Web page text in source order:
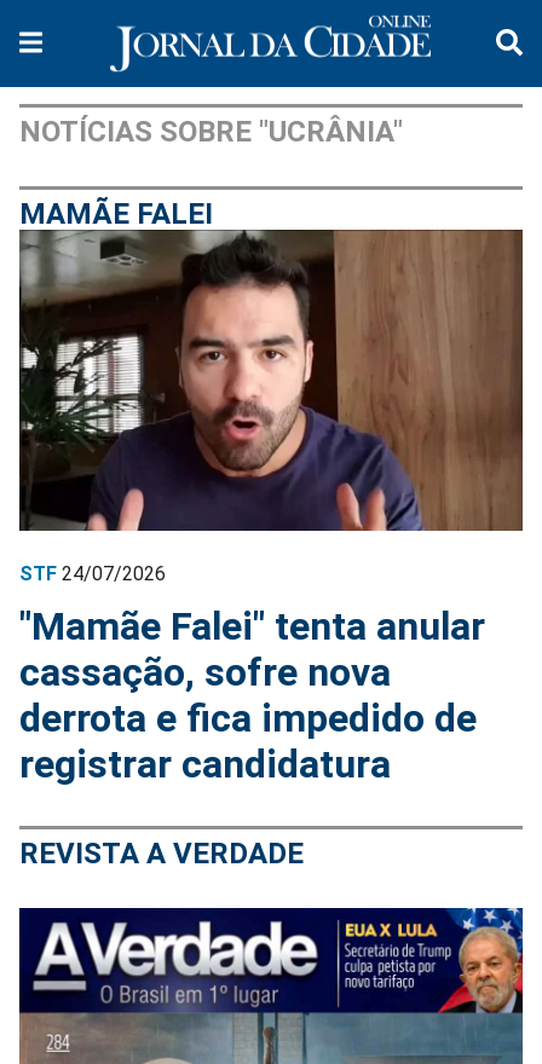
NOTÍCIAS SOBRE "UCRÂNIA"
MAMÃE FALEI
STF 24/07/2026
"Mamãe Falei" tenta anular
cassação, sofre nova
derrota e fica impedido de
registrar candidatura
REVISTA A VERDADE